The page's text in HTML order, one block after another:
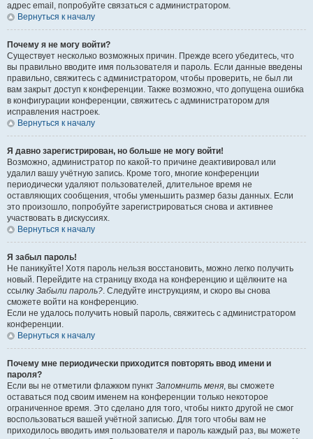
адрес email, попробуйте связаться с администратором.
Вернуться к началу
Почему я не могу войти?
Существует несколько возможных причин. Прежде всего убедитесь, что
вы правильно вводите имя пользователя и пароль. Если данные введены
правильно, свяжитесь с администратором, чтобы проверить, не был ли
вам закрыт доступ к конференции. Также возможно, что допущена ошибка
в конфигурации конференции, свяжитесь с администратором для
исправления настроек.
Вернуться к началу
Я давно зарегистрирован, но больше не могу войти!
Возможно, администратор по какой-то причине деактивировал или
удалил вашу учётную запись. Кроме того, многие конференции
периодически удаляют пользователей, длительное время не
оставляющих сообщения, чтобы уменьшить размер базы данных. Если
это произошло, попробуйте зарегистрироваться снова и активнее
участвовать в дискуссиях.
Вернуться к началу
Я забыл пароль!
Не паникуйте! Хотя пароль нельзя восстановить, можно легко получить
новый. Перейдите на страницу входа на конференцию и щёлкните на
ссылку Забыли пароль?. Следуйте инструкциям, и скоро вы снова
сможете войти на конференцию.
Если не удалось получить новый пароль, свяжитесь с администратором
конференции.
Вернуться к началу
Почему мне периодически приходится повторять ввод имени и
пароля?
Если вы не отметили флажком пункт Запомнить меня, вы сможете
оставаться под своим именем на конференции только некоторое
ограниченное время. Это сделано для того, чтобы никто другой не смог
воспользоваться вашей учётной записью. Для того чтобы вам не
приходилось вводить имя пользователя и пароль каждый раз, вы можете